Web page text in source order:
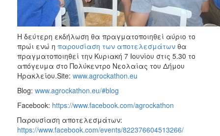
Η δεύτερη εκδήλωση θα πραγματοποιηθεί αύριο το
πρώι ενώ η παρουσίαση των αποτελεσμάτων θα
πραγματοποιηθεί την Κυριακή 7 Ιουνίου στις 5.30 το
απόγευμα στο Πολύκεντρο Νεολαίας του Δήμου
Ηρακλείου.Site: www.agrockathon.eu
Blog: www.agrockathon.eu/#blog
Facebook: https://www.facebook.com/agrockathon
Παρουσίαση αποτελεσμάτων:
https://www.facebook.com/events/822376604513266/